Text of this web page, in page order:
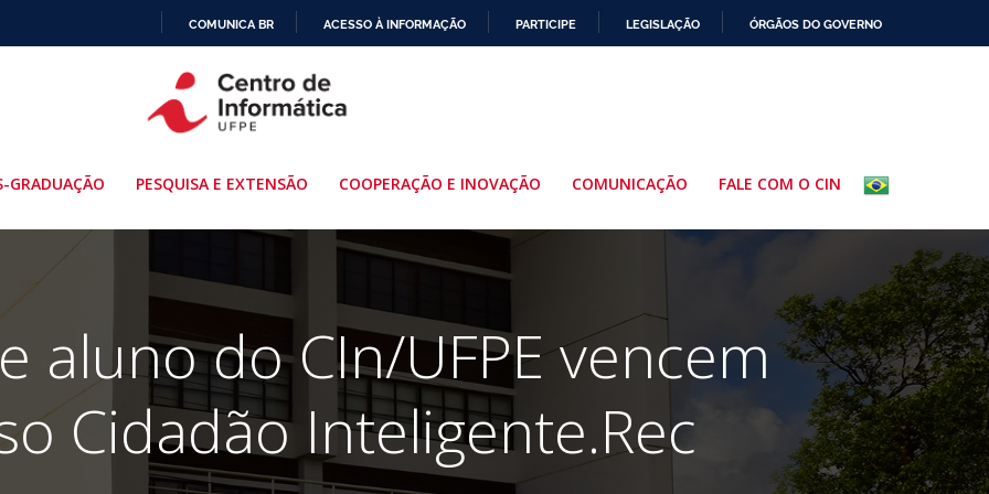
PARA
O
COMUNICA BR ACESSO À INFORMAÇÃO PARTICIPE LEGISLAÇÃO ÓRGÃOS DO GOVERNO
GRADUAÇÃO PESQUISA E EXTENSÃO COOPERAÇÃO E INOVAÇÃO COMUNICAÇÃO FALE COM O CIN
aluno do CIn/UFPE vencem
Cidadão Inteligente.Rec